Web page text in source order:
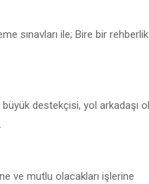
sınavları ile; Bire bir rehberlik
destekçisi, yol arkadaşı
ve mutlu olacakları işlerine